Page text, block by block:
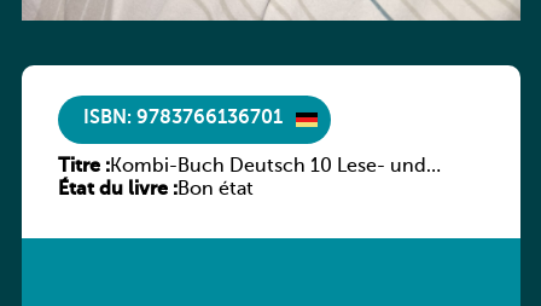
ISBN: 9783766136701
Titre :Kombi-Buch Deutsch 10 Lese- und
Sprachbuch
État du livre :Bon état